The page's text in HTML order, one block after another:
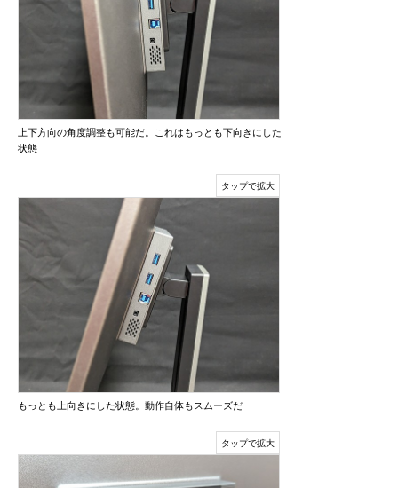
上下方向の角度調整も可能だ。これはもっとも下向きにした
状態
もっとも上向きにした状態。動作自体もスムーズだ